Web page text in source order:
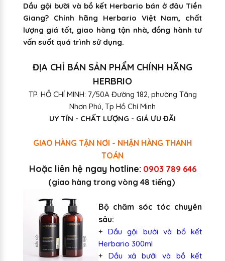
Dầu gội bười và bồ kết Herbario bán ở đâu Tiền
Giang? Chính hãng Herbario Việt Nam, chất
lượng giá tốt, giao hàng tận nhà, đồng hành tư
vấn suốt quá trình sử dụng.
ĐỊA CHỈ BÁN SẢN PHẨM CHÍNH HÃNG
HERBRIO
TP. HỒ CHÍ MINH: 7/50A Đường 182, phường Tăng
Nhơn Phú, Tp Hồ Chí Minh
UY TÍN - CHẤT LƯỢNG - GIÁ ƯU ĐÃI
GIAO HÀNG TẬN NƠI - NHẬN HÀNG THANH
TOÁN
Hoặc liên hệ ngay hotline: 0903 789 646
(giao hàng trong vòng 48 tiếng)
Bộ chăm sóc tóc chuyên
sâu:
+Dầu gội bưởi và bồ kết
Herbario 300ml
+ Dầu xả bưởi và bồ kết